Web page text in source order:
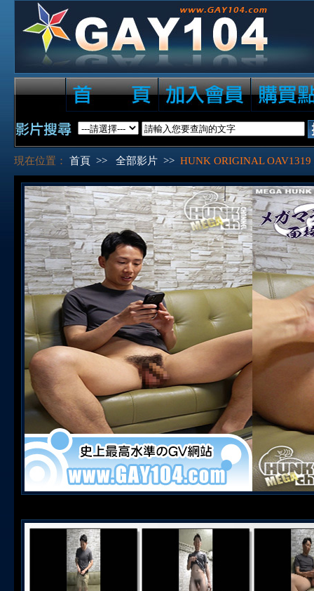
現在位置： 首頁 >> 全部影片 >> HUNK ORIGINAL OAV1319